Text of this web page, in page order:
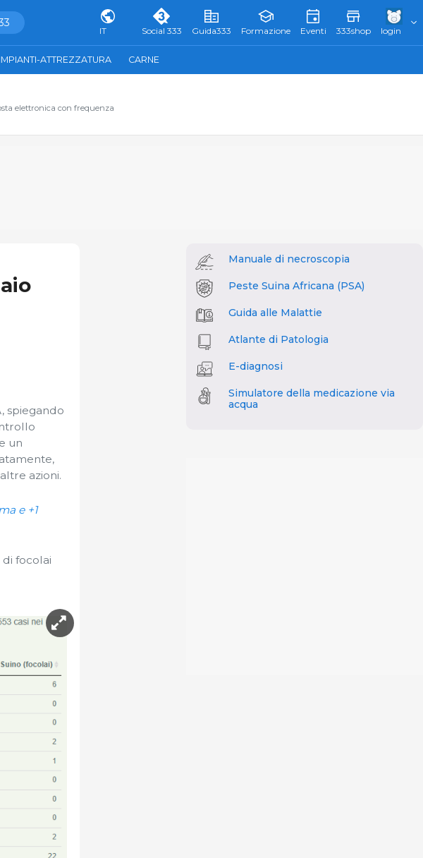
IT Social 333 Guida333 Formazione Eventi 333shop login
IMPIANTI-ATTREZZATURA CARNE
elettronica con frequenza
spiegando
un
azioni.
e +1
focolai
Manuale di necroscopia
Peste Suina Africana (PSA)
Guida alle Malattie
Atlante di Patologia
E-diagnosi
Simulatore della medicazione via
acqua